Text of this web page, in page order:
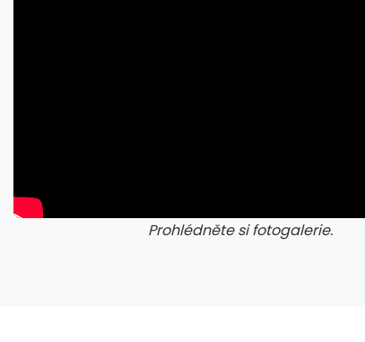
Prohlédněte si fotogalerie.